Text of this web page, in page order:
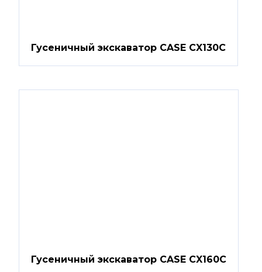
Гусеничный экскаватор CASE CX130C
Гусеничный экскаватор CASE CX160C